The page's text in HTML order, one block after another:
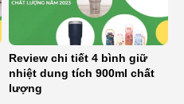
Review chi tiết 4 bình giữ
nhiệt dung tích 900ml chất
lượng